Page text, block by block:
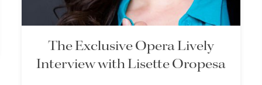
The Exclusive Opera Lively
Interview with Lisette Oropesa